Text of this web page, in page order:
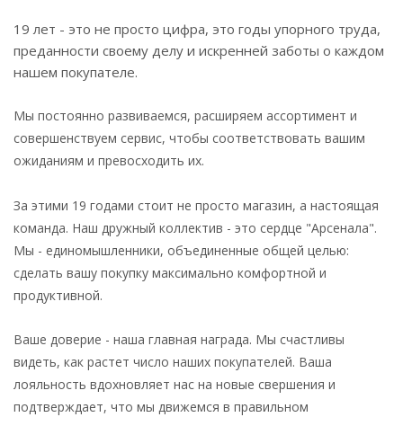
19 лет - это не просто цифра, это годы упорного труда,
преданности своему делу и искренней заботы о каждом
нашем покупателе.
Мы постоянно развиваемся, расширяем ассортимент и
совершенствуем сервис, чтобы соответствовать вашим
ожиданиям и превосходить их.
За этими 19 годами стоит не просто магазин, а настоящая
команда. Наш дружный коллектив - это сердце "Арсенала".
Мы - единомышленники, объединенные общей целью:
сделать вашу покупку максимально комфортной и
продуктивной.
Ваше доверие - наша главная награда. Мы счастливы
видеть, как растет число наших покупателей. Ваша
лояльность вдохновляет нас на новые свершения и
подтверждает, что мы движемся в правильном